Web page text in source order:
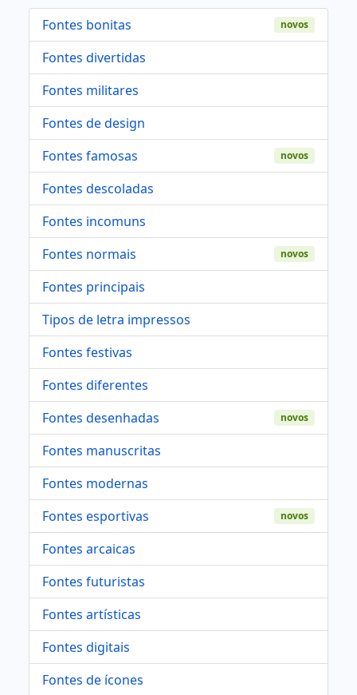
Fontes bonitas novos
Fontes divertidas
Fontes militares
Fontes de design
Fontes famosas
novos
Fontes descoladas
Fontes incomuns
Fontes normais
novos
Fontes principais
Tipos de letra impressos
Fontes festivas
Fontes diferentes
Fontes desenhadas
novos
Fontes manuscritas
Fontes modernas
Fontes esportivas
novos
Fontes arcaicas
Fontes futuristas
Fontes artísticas
Fontes digitais
Fontes de ícones